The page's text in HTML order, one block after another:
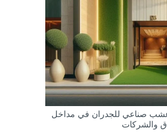
عشب صناعي للجدران في مداخل
والشركات